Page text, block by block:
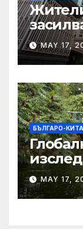
след
тази
MAY 17,
БЪЛГАРО-
MAY 17,